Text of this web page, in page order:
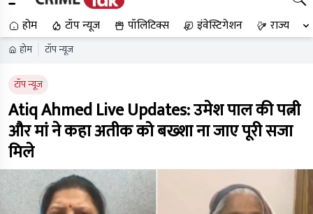
होम टॉप न्यूज पॉलिटिक्स इंवेस्टिगेशन राज्य
होम टॉप न्यूज
टॉप न्यूज
Atiq Ahmed Live Updates: उमेश पाल की पत्नी
और मां ने कहा अतीक को बख्शा ना जाए पूरी सजा
मिले